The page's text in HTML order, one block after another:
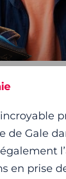
de Gale
en prise